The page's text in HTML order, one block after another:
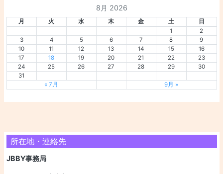
8月 2026
月 火 水 木 金 土
日
1
2
3
4 5 6 7 8
9
10
11 12 13 14 15
16
17
18 19 20 21 22
23
24
25 26 27 28 29
30
31
« 7月
9月 »
所在地・連絡先
JBBY事務局